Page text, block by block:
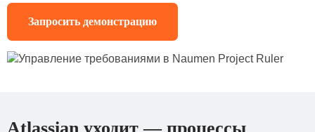
Запросить демонстрацию